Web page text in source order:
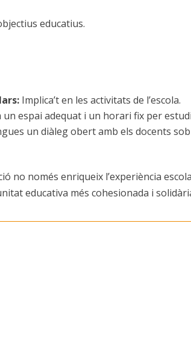
educatius.
Implica’t en les activitats de l’escola.
un espai adequat i un horari fix per
un diàleg obert amb els docents
no només enriqueix l’experiència
educativa més cohesionada i